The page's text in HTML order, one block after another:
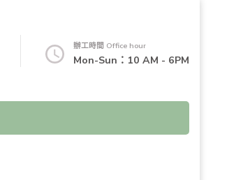
辦工時間 Office hour
Mon-Sun：10 AM - 6PM